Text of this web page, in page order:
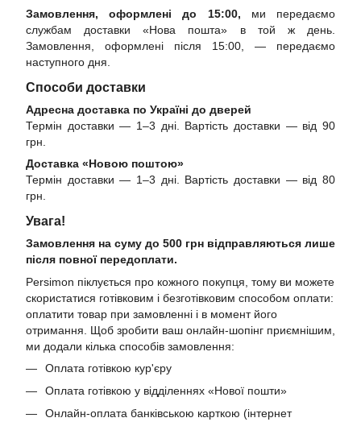
Замовлення, оформлені до 15:00, ми передаємо
службам доставки «Нова пошта» в той ж день.
Замовлення, оформлені після 15:00, — передаємо
наступного дня.
Способи доставки
Адресна доставка по Україні до дверей
Термін доставки — 1–3 дні. Вартість доставки — від 90
грн.
Доставка «Новою поштою»
Термін доставки — 1–3 дні. Вартість доставки — від 80
грн.
Увага!
Замовлення на суму до 500 грн відправляються лише
після повної передоплати.
Persimon піклується про кожного покупця, тому ви можете
скористатися готівковим і безготівковим способом оплати:
оплатити товар при замовленні і в момент його
отримання. Щоб зробити ваш онлайн-шопінг приємнішим,
ми додали кілька способів замовлення:
Оплата готівкою кур'єру
Оплата готівкою у відділеннях «Нової пошти»
Онлайн-оплата банківською карткою (інтернет